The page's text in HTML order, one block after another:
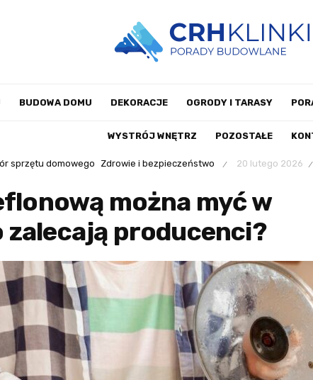
BUDOWA DOMU DEKORACJE OGRODY I TARASY
WYSTRÓJ WNĘTRZ POZOSTAŁE
sprzętu domowego Zdrowie i bezpieczeństwo / 20 lutego 2026 /
można myć w
zalecają producenci?